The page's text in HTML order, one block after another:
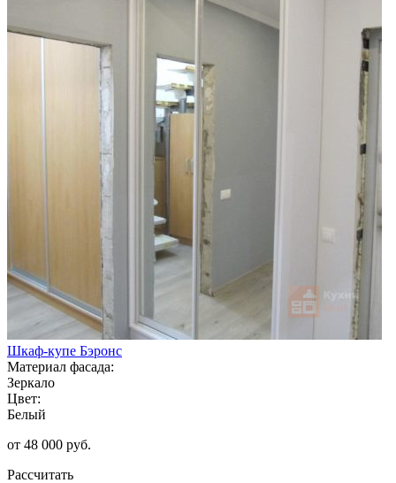
Шкаф-купе Бэронс
Материал фасада:
Зеркало
Цвет:
Белый
от 48 000 руб.
Рассчитать